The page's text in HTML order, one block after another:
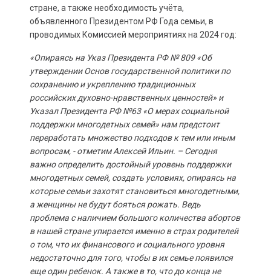
стране, а также необходимость учёта,
объявленного Президентом РФ Года семьи, в
проводимых Комиссией мероприятиях на 2024 год:
«Опираясь на Указ Президента РФ № 809 «Об
утверждении Основ государственной политики по
сохранению и укреплению традиционных
российских духовно-нравственных ценностей» и
Указал Президента РФ №63 «О мерах социальной
поддержки многодетных семей» нам предстоит
переработать множество подходов к тем или иным
вопросам, - отметим Алексей Ильин. – Сегодня
важно определить достойный уровень поддержки
многодетных семей, создать условиях, опираясь на
которые семьи захотят становиться многодетными,
а женщины не будут бояться рожать. Ведь
проблема с наличием большого количества абортов
в нашей стране упирается именно в страх родителей
о том, что их финансового и социального уровня
недостаточно для того, чтобы в их семье появился
еще один ребенок. А также в то, что до конца не